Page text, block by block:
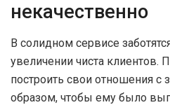
некачественно
В солидном сервисе
увеличении чиста клиентов.
построить свои отношения с
образом, чтобы ему было